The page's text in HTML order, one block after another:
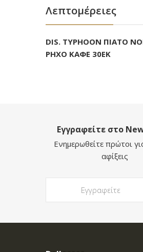
Λεπτομέρειες
DIS. TYPHOON ΠΙΑΤΟ
ΡΗΧΟ ΚΑΦΕ 30ΕΚ
Εγγραφείτε στο
Ενημερωθείτε πρώτοι
αφίξεις